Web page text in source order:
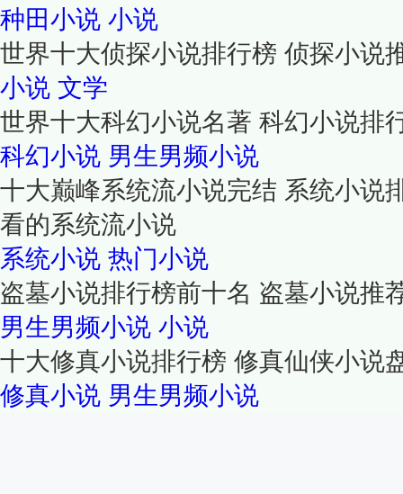
种田小说 小说
世界十大侦探小说排行榜 侦探小说
小说 文学
世界十大科幻小说名著 科幻小说排
科幻小说 男生男频小说
十大巅峰系统流小说完结 系统小说
看的系统流小说
系统小说 热门小说
盗墓小说排行榜前十名 盗墓小说推
男生男频小说 小说
十大修真小说排行榜 修真仙侠小说
修真小说 男生男频小说